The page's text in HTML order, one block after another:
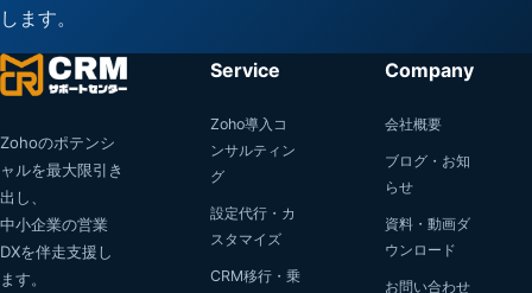
します。
Zohoのポテンシ
ャルを最大限引き
出し、
中小企業の営業
DXを伴走支援し
ます。
Service
Zoho導入コ
ンサルティン
グ
設定代行・カ
スタマイズ
CRM移行・乗
Company
会社概要
ブログ・お知
らせ
資料・動画ダ
ウンロード
お問い合わせ